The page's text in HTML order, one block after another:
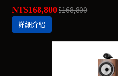
NT$168,800$168,800
詳細介紹